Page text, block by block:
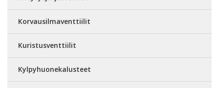
Korvausilmaventtiilit
Kuristusventtiilit
Kylpyhuonekalusteet